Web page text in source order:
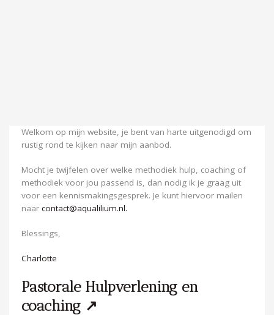
Welkom op mijn website, je bent van harte uitgenodigd om
rustig rond te kijken naar mijn aanbod.
Mocht je twijfelen over welke methodiek hulp, coaching of
methodiek voor jou passend is, dan nodig ik je graag uit
voor een kennismakingsgesprek. Je kunt hiervoor mailen
naar contact@aqualilium.nl.
Blessings,
Charlotte
Pastorale Hulpverlening en
coaching ↗